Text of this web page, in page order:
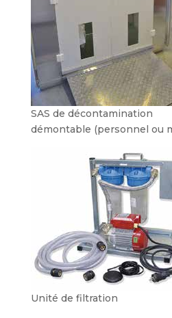
SAS de décontamination
démontable (personnel ou
Unité de filtration